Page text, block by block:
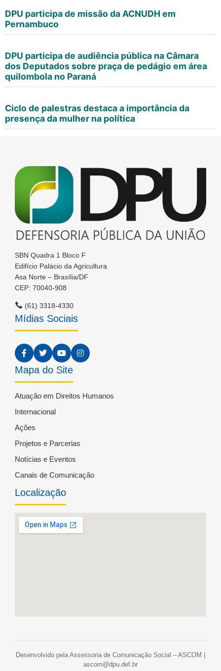
DPU participa de missão da ACNUDH em
Pernambuco
DPU participa de audiência pública na Câmara
dos Deputados sobre praça de pedágio em área
quilombola no Paraná
Ciclo de palestras destaca a importância da
presença da mulher na política
SBN Quadra 1 Bloco F
Edifício Palácio da Agricultura
Asa Norte – Brasília/DF
CEP: 70040-908
(61) 3318-4330
Mídias Sociais
Mapa do Site
Atuação em Direitos Humanos
Internacional
Ações
Projetos e Parcerias
Notícias e Eventos
Canais de Comunicação
Localização
Desenvolvido pela Assessoria de Comunicação Social – ASCOM |
ascom@dpu.def.br